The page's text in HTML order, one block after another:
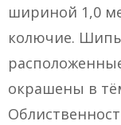
шириной 1,0
колючие.
окрашены в